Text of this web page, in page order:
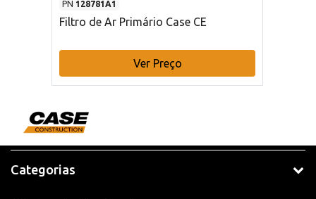
PN 128781A1
Filtro de Ar Primário Case CE
Ver Preço
Categorias